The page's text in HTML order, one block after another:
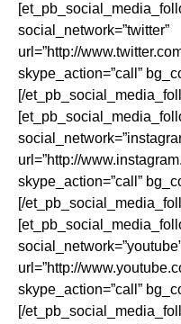
social_network=”twitter”
url=”http://
skype_action=”call”
[/
url=”http://
skype_action=”call”
[/
url=”http://
skype_action=”call”
[/